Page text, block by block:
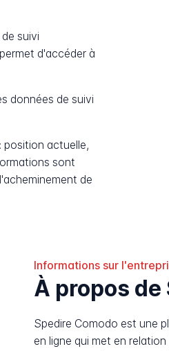
suivi
d'accéder à
données de suivi
position actuelle,
sont
de
Informations sur
À propos de
Spedire Comodo est une
en ligne qui met en